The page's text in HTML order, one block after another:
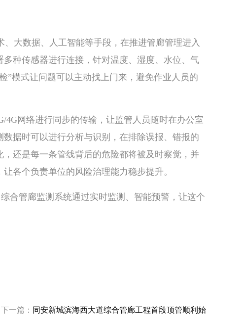
大数据、人工智能等手段，在推进管廊管理进入
种传感器进行连接，针对温度、湿度、水位、气
”模式让问题可以主动找上门来，避免作业人员的
网络进行同步的传输，让监管人员随时在办公室
据时可以进行分析与识别，在排除误报、错报的
还是每一条管线背后的危险都将被及时察觉，并
各个负责单位的风险治理能力稳步提升。
合管廊监测系统通过实时监测、智能预警，让这个
下一篇： 同安新城滨海西大道综合管廊工程首段顶管顺利始